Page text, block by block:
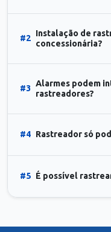
#2
Instalação de
concessionária?
#3
Alarmes podem
rastreadores?
#4 Rastreador só
#5 É possível